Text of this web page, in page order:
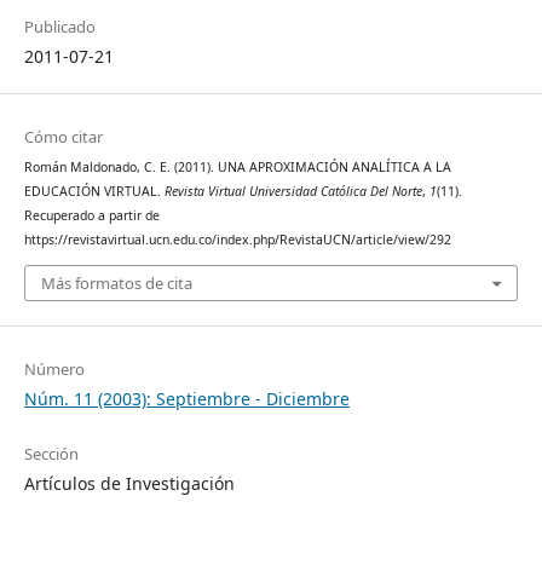
Publicado
2011-07-21
Cómo citar
Román Maldonado, C. E. (2011). UNA APROXIMACIÓN ANALÍTICA A LA
EDUCACIÓN VIRTUAL. Revista Virtual Universidad Católica Del Norte, 1(11).
Recuperado a partir de
https://revistavirtual.ucn.edu.co/index.php/RevistaUCN/article/view/292
Más formatos de cita
Número
Núm. 11 (2003): Septiembre - Diciembre
Sección
Artículos de Investigación